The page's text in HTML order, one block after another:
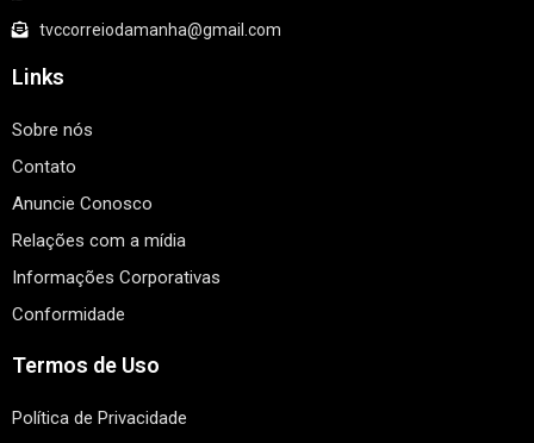
tvccorreiodamanha@gmail.com
Links
Sobre nós
Contato
Anuncie Conosco
Relações com a mídia
Informações Corporativas
Conformidade
Termos de Uso
Política de Privacidade